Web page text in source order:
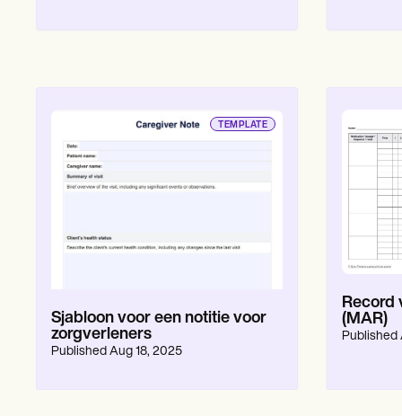
TEMPLATE
Sjabloon voor een notitie voor
zorgverleners
Published Aug 18, 2025
Record
(MAR)
Published